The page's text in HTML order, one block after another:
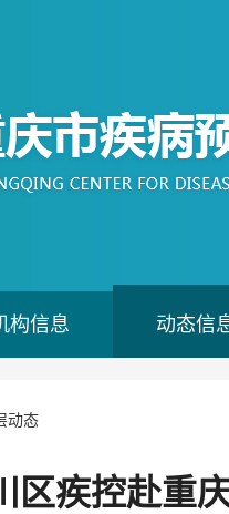
构信息 动态信
动态
区疾控赴重